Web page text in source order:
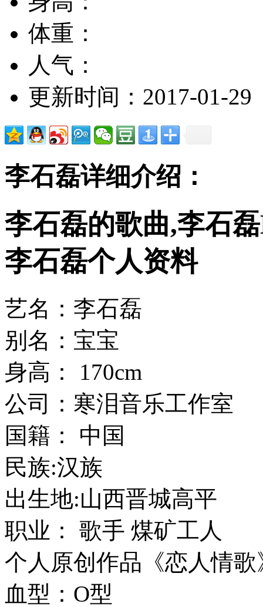
体重：
人气：
更新时间：2017-01-29
李石磊详细介绍：
李石磊的歌曲,李石
李石磊个人资料
艺名：李石磊
别名：宝宝
身高： 170cm
公司：寒泪音乐工作室
国籍： 中国
民族:汉族
出生地:山西晋城高平
职业： 歌手 煤矿工人
个人原创作品《恋人情歌
血型：O型